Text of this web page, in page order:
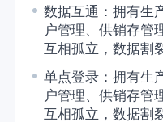
数据互通： 拥有生
户管理、供销存管
互相孤立，数据割
单点登录： 拥有生
户管理、供销存管
互相孤立，数据割